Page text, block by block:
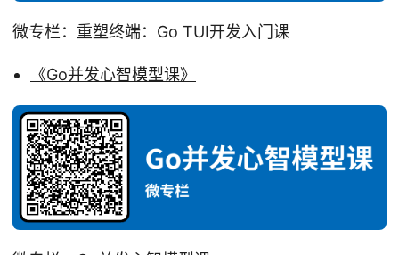
微专栏：重塑终端：Go TUI开发入门课
《Go并发心智模型课》